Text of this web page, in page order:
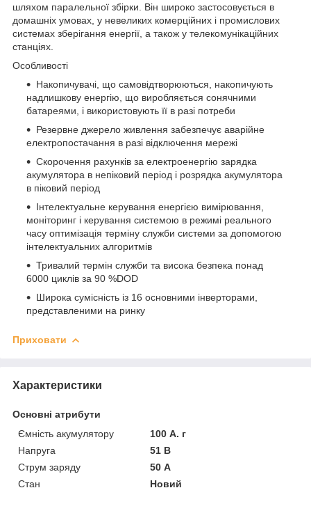
шляхом паралельної збірки. Він широко застосовується в
домашніх умовах, у невеликих комерційних і промислових
системах зберігання енергії, а також у телекомунікаційних
станціях.
Особливості
Накопичувачі, що самовідтворюються, накопичують
надлишкову енергію, що виробляється сонячними
батареями, і використовують її в разі потреби
Резервне джерело живлення забезпечує аварійне
електропостачання в разі відключення мережі
Скорочення рахунків за електроенергію зарядка
акумулятора в непіковий період і розрядка акумулятора
в піковий період
Інтелектуальне керування енергією вимірювання,
моніторинг і керування системою в режимі реального
часу оптимізація терміну служби системи за допомогою
інтелектуальних алгоритмів
Тривалий термін служби та висока безпека понад
6000 циклів за 90 %DOD
Широка сумісність із 16 основними інверторами,
представленими на ринку
Приховати
Характеристики
Основні атрибути
Ємність акумулятору
100 А. г
Напруга
51 В
Струм заряду
50 А
Стан
Новий